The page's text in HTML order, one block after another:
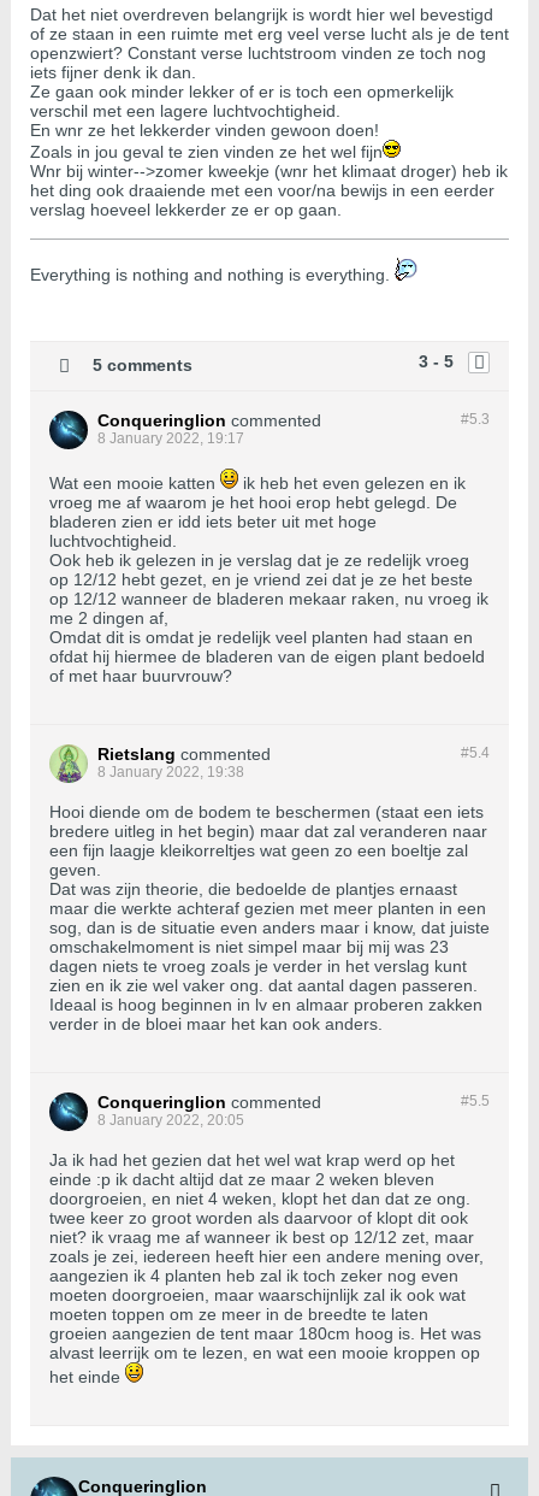
Dat het niet overdreven belangrijk is wordt hier wel bevestigd
of ze staan in een ruimte met erg veel verse lucht als je de tent
openzwiert? Constant verse luchtstroom vinden ze toch nog
iets fijner denk ik dan.
Ze gaan ook minder lekker of er is toch een opmerkelijk
verschil met een lagere luchtvochtigheid.
En wnr ze het lekkerder vinden gewoon doen!
Zoals in jou geval te zien vinden ze het wel fijn
Wnr bij winter-->zomer kweekje (wnr het klimaat droger) heb ik
het ding ook draaiende met een voor/na bewijs in een eerder
verslag hoeveel lekkerder ze er op gaan.
​​​​​​Everything is nothing and nothing is everything.
3 - 5
5 comments
#5.3
Conqueringlion commented
8 January 2022, 19:17
Wat een mooie katten
ik heb het even gelezen en ik
vroeg me af waarom je het hooi erop hebt gelegd. De
bladeren zien er idd iets beter uit met hoge
luchtvochtigheid.
Ook heb ik gelezen in je verslag dat je ze redelijk vroeg
op 12/12 hebt gezet, en je vriend zei dat je ze het beste
op 12/12 wanneer de bladeren mekaar raken, nu vroeg ik
me 2 dingen af,
Omdat dit is omdat je redelijk veel planten had staan en
ofdat hij hiermee de bladeren van de eigen plant bedoeld
of met haar buurvrouw?
#5.4
Rietslang commented
8 January 2022, 19:38
Hooi diende om de bodem te beschermen (staat een iets
bredere uitleg in het begin) maar dat zal veranderen naar
een fijn laagje kleikorreltjes wat geen zo een boeltje zal
geven.
Dat was zijn theorie, die bedoelde de plantjes ernaast
maar die werkte achteraf gezien met meer planten in een
sog, dan is de situatie even anders maar i know, dat juiste
omschakelmoment is niet simpel maar bij mij was 23
dagen niets te vroeg zoals je verder in het verslag kunt
zien en ik zie wel vaker ong. dat aantal dagen passeren.
Ideaal is hoog beginnen in lv en almaar proberen zakken
verder in de bloei maar het kan ook anders.
#5.5
Conqueringlion commented
8 January 2022, 20:05
Ja ik had het gezien dat het wel wat krap werd op het
einde :p ik dacht altijd dat ze maar 2 weken bleven
doorgroeien, en niet 4 weken, klopt het dan dat ze ong.
twee keer zo groot worden als daarvoor of klopt dit ook
niet? ik vraag me af wanneer ik best op 12/12 zet, maar
zoals je zei, iedereen heeft hier een andere mening over,
aangezien ik 4 planten heb zal ik toch zeker nog even
moeten doorgroeien, maar waarschijnlijk zal ik ook wat
moeten toppen om ze meer in de breedte te laten
groeien aangezien de tent maar 180cm hoog is. Het was
alvast leerrijk om te lezen, en wat een mooie kroppen op
het einde
Conqueringlion